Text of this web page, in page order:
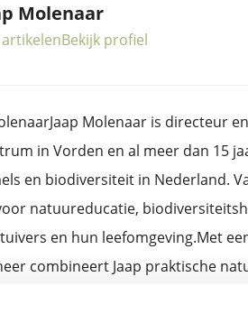
Molenaar
Bekijk profiel
Molenaar is directeur
in Vorden en al meer dan 15
en biodiversiteit in Nederland.
natuureducatie,
en hun leefomgeving.Met
combineert Jaap praktische
organisatieontwikkeling. Eerder